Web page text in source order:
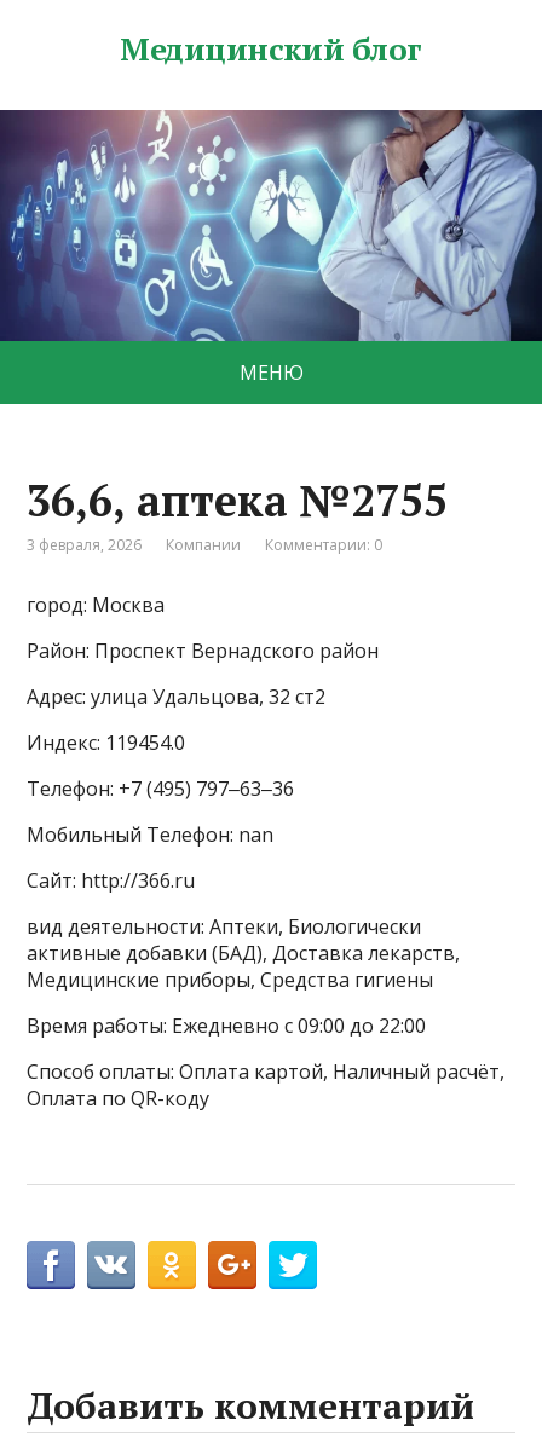
Медицинский блог
МЕНЮ
36,6, аптека №2755
3 февраля, 2026 Компании Комментарии: 0
город: Москва
Район: Проспект Вернадского район
Адрес: улица Удальцова, 32 ст2
Индекс: 119454.0
Телефон: +7 (495) 797‒63‒36
Мобильный Телефон: nan
Сайт: http://366.ru
вид деятельности: Аптеки, Биологически
активные добавки (БАД), Доставка лекарств,
Медицинские приборы, Средства гигиены
Время работы: Ежедневно с 09:00 до 22:00
Способ оплаты: Оплата картой, Наличный расчёт,
Оплата по QR-коду
Добавить комментарий